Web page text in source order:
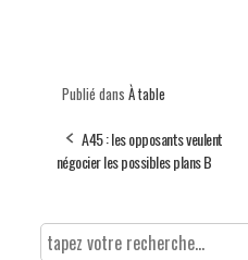
Publié dans À table
A45 : les opposants veulent
négocier les possibles plans B